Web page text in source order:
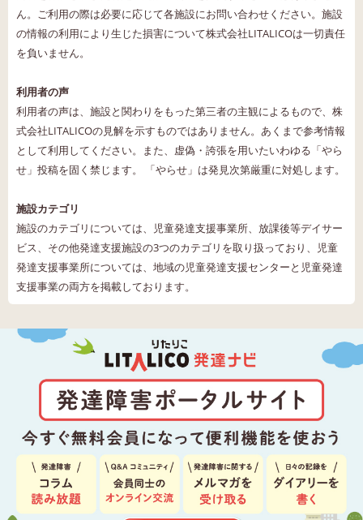
ん。ご利用の際は必要に応じて各施設にお問い合わせください。施設
の情報の利用により生じた損害について株式会社LITALICOは一切責任
を負いません。
利用者の声
利用者の声は、施設と関わりをもった第三者の主観によるもので、株
式会社LITALICOの見解を示すものではありません。あくまで参考情報
として利用してください。また、虚偽・誇張を用いたいわゆる「やら
せ」投稿を固く禁じます。 「やらせ」は発見次第厳重に対処します。
施設カテゴリ
施設のカテゴリについては、児童発達支援事業所、放課後等デイサー
ビス、その他発達支援施設の3つのカテゴリを取り扱っており、児童
発達支援事業所については、地域の児童発達支援センターと児童発達
支援事業の両方を掲載しております。